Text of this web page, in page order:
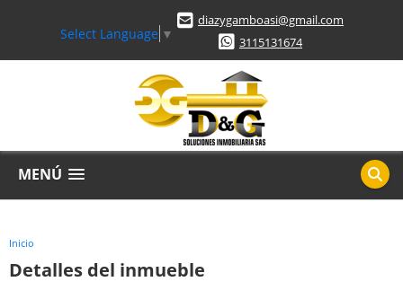
Select Language ▼
diazygamboasi@gmail.com
3115131674
MENÚ
Inicio
Detalles del inmueble